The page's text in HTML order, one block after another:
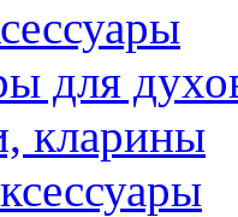
для
кларины